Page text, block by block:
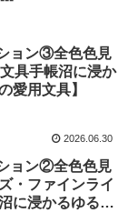
ョン③全色色見
具手帳沼に浸か
愛用文具】
2026.06.30
ョン②全色色見
・ファインライ
に浸かるゆるゆ